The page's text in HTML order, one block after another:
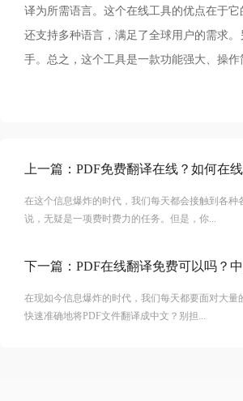
译为所需语言。这个在线工具的优点在于
还支持多种语言，满足了全球用户的需求
手。总之，这个工具是一款功能强大、操
上一篇： PDF免费翻译在线？如何在
在这个信息爆炸的时代，我们每天都会接触到各
说，无疑是一项费时费力的任务。但是，你...
下一篇： PDF在线翻译免费可以吗？
在现如今信息爆炸的时代，我们每天都要面对大
快速准确地将PDF文件翻译成中文？别担...